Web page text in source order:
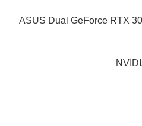
ASUS Dual GeForce RTX